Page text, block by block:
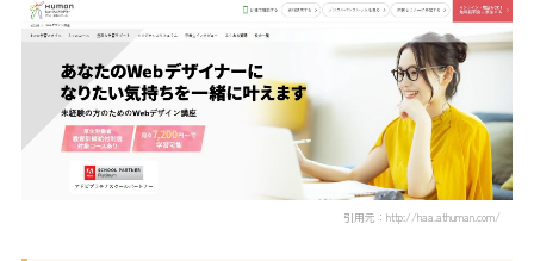
引用元：http://haa.athuman.com/